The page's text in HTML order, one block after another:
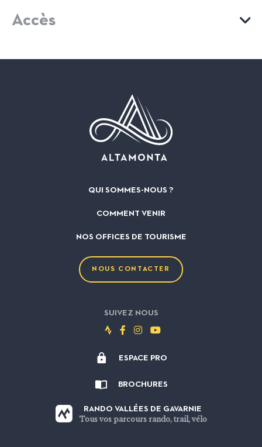
Chèques Vacances
Accès
QUI SOMMES-NOUS ?
COMMENT VENIR
NOS OFFICES DE TOURISME
NOUS CONTACTER
SUIVEZ NOUS
Suivez-
Strava
Suivez-
Facebook
Suivez-
Instagram
Suivez-
Youtube
ESPACE PRO
BROCHURES
RANDO VALLÉES DE GAVARNIE
Tous vos parcours rando, trail, vélo